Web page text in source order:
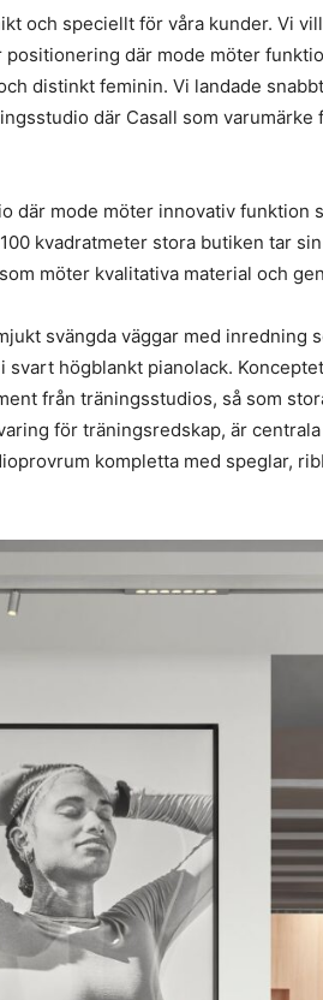
och speciellt för våra kunder. Vi
där mode möter
distinkt feminin. Vi landade
där Casall som varumärke
där mode möter innovativ funktion
kvadratmeter stora butiken tar
möter kvalitativa material och
svängda väggar med inredning
högblankt pianolack.
från träningsstudios, så som
för träningsredskap, är centrala
kompletta med speglar,